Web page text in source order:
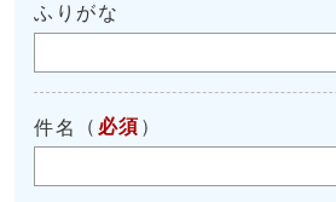
ふりがな
件名 （ 必須 ）